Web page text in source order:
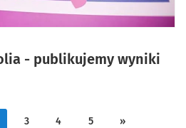
- publikujemy wyniki
3 4 5 »